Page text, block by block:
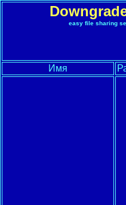
easy file sharing
Имя